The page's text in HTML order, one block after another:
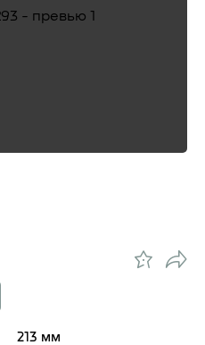
213 мм